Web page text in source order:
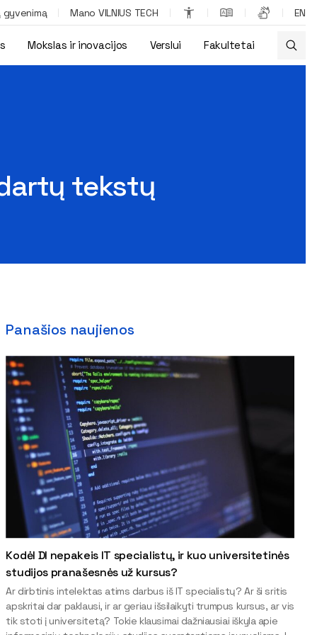
gyvenimą Mano VILNIUS TECH EN
Mokslas ir inovacijos Verslui Fakultetai
tekstų
Panašios naujienos
Kodėl DI nepakeis IT specialistų, ir kuo universitetinės
studijos pranašesnės už kursus?
Ar dirbtinis intelektas atims darbus iš IT specialistų? Ar ši sritis
apskritai dar paklausi, ir ar geriau išsilaikyti trumpus kursus, ar vis
tik stoti į universitetą? Tokie klausimai dažniausiai iškyla apie